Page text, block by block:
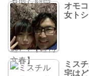
オモ
女ト
ミス
宅は